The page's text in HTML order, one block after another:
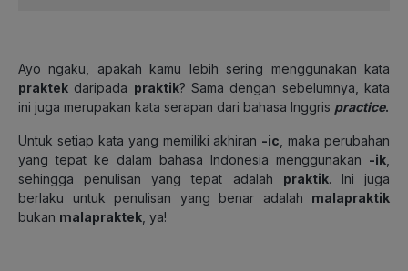
Ayo ngaku, apakah kamu lebih sering menggunakan kata
praktek daripada praktik? Sama dengan sebelumnya, kata
ini juga merupakan kata serapan dari bahasa Inggris practice.
Untuk setiap kata yang memiliki akhiran -ic
maka perubahan
yang tepat ke dalam bahasa Indonesia menggunakan -ik
sehingga penulisan yang tepat adalah praktik. Ini juga
berlaku untuk penulisan yang benar adalah malapraktik
bukan malapraktek ya!